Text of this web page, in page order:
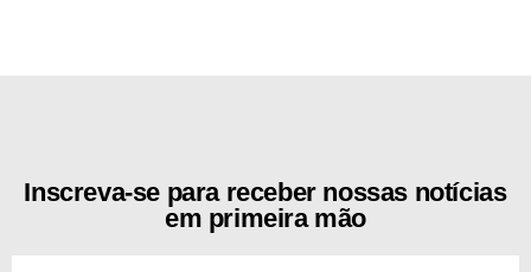
Inscreva-se para receber nossas notícias
em primeira mão